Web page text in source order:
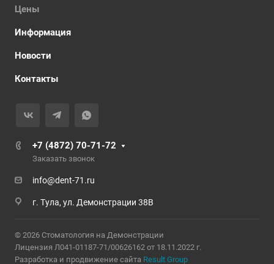
Цены
Информация
Новости
Контакты
+7 (4872) 70-71-72
Заказать звонок
info@dent-71.ru
г. Тула, ул. Демонстрации 38В
© 2026 Стоматология на Демонстрации
Лицензия Л041-01187-71/00626162 от 18.11.2022 г.
Разработка и продвижение сайта Result Group